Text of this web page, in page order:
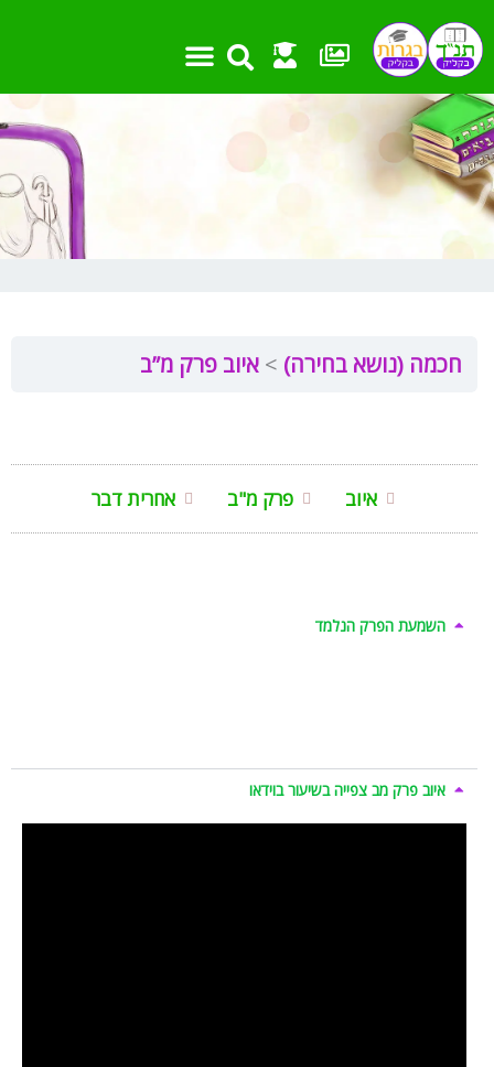
לתוכן
חכמה (נושא בחירה) איוב פרק מ”ב
איוב פרק מ"ב אחרית דבר
השמעת הפרק הנלמד
איוב פרק מב צפייה בשיעור בוידאו